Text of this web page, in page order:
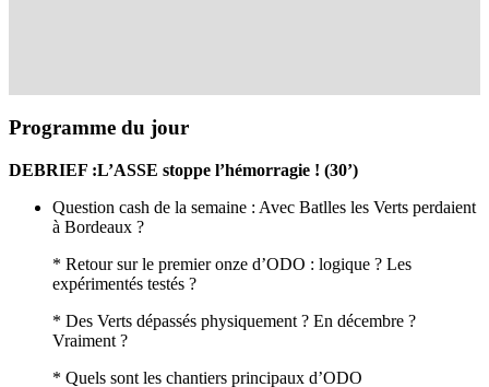
Programme du jour
DEBRIEF :L’ASSE stoppe l’hémorragie ! (30’)
Question cash de la semaine : Avec Batlles les Verts perdaient
à Bordeaux ?
* Retour sur le premier onze d’ODO : logique ? Les
expérimentés testés ?
* Des Verts dépassés physiquement ? En décembre ?
Vraiment ?
* Quels sont les chantiers principaux d’ODO